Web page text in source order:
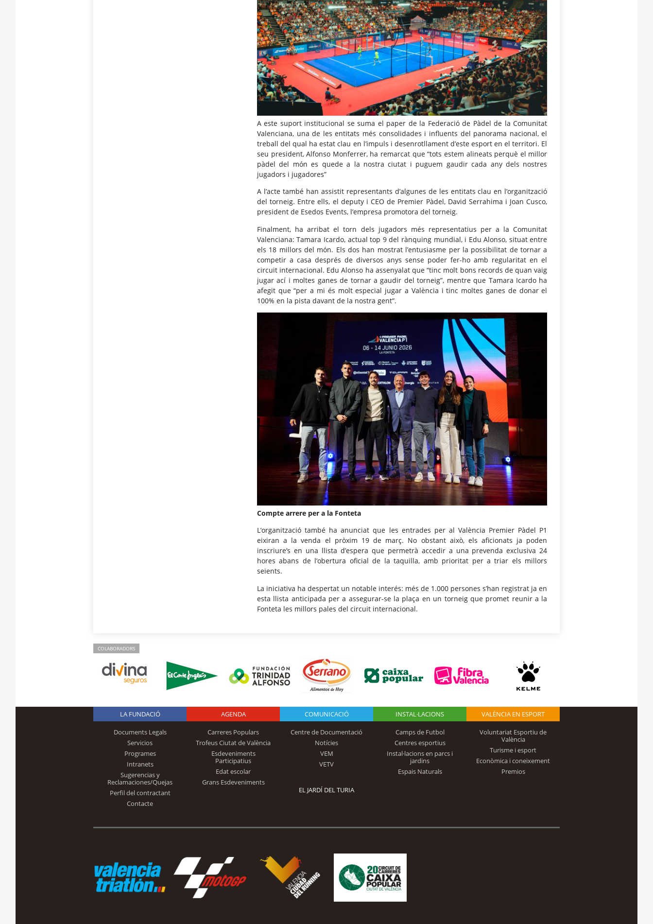
A este suport institucional se suma el paper de la Federació de Pàdel de la Comunitat
Valenciana, una de les entitats més consolidades i influents del panorama nacional, el
treball del qual ha estat clau en l’impuls i desenrotllament d’este esport en el territori. El
seu president, Alfonso Monferrer, ha remarcat que “tots estem alineats perquè el millor
pàdel del món es quede a la nostra ciutat i puguem gaudir cada any dels nostres
jugadors i jugadores”
A l’acte també han assistit representants d’algunes de les entitats clau en l’organització
del torneig. Entre ells, el deputy i CEO de Premier Pàdel, David Serrahima i Joan Cusco,
president de Esedos Events, l’empresa promotora del torneig.
Finalment, ha arribat el torn dels jugadors més representatius per a la Comunitat
Valenciana: Tamara Icardo, actual top 9 del rànquing mundial, i Edu Alonso, situat entre
els 18 millors del món. Els dos han mostrat l’entusiasme per la possibilitat de tornar a
competir a casa després de diversos anys sense poder fer-ho amb regularitat en el
circuit internacional. Edu Alonso ha assenyalat que “tinc molt bons records de quan vaig
jugar ací i moltes ganes de tornar a gaudir del torneig”, mentre que Tamara Icardo ha
afegit que “per a mi és molt especial jugar a València i tinc moltes ganes de donar el
100% en la pista davant de la nostra gent”.
Compte arrere per a la Fonteta
L’organització també ha anunciat que les entrades per al València Premier Pàdel P1
eixiran a la venda el pròxim 19 de març. No obstant això, els aficionats ja poden
inscriure’s en una llista d’espera que permetrà accedir a una prevenda exclusiva 24
hores abans de l’obertura oficial de la taquilla, amb prioritat per a triar els millors
seients.
La iniciativa ha despertat un notable interés: més de 1.000 persones s’han registrat ja en
esta llista anticipada per a assegurar-se la plaça en un torneig que promet reunir a la
Fonteta les millors pales del circuit internacional.
COLABORADORS
Logo Fundación
Trinidad Alfonso
LA FUNDACIÓ
Documents Legals
Servicios
Programes
Intranets
Sugerencias y
Reclamaciones/Quejas
Perfil del contractant
Contacte
AGENDA
Carreres Populars
Trofeus Ciutat de València
Esdeveniments
Participatius
Edat escolar
Grans Esdeveniments
COMUNICACIÓ
Centre de Documentació
Notícies
VEM
VETV
INSTAL·LACIONS
Camps de Futbol
Centres esportius
Instal·lacions en parcs i
jardins
Espais Naturals
VALÈNCIA EN ESPORT
Voluntariat Esportiu de
València
Turisme i esport
Econòmica i coneixement
Premios
EL JARDÍ DEL TURIA